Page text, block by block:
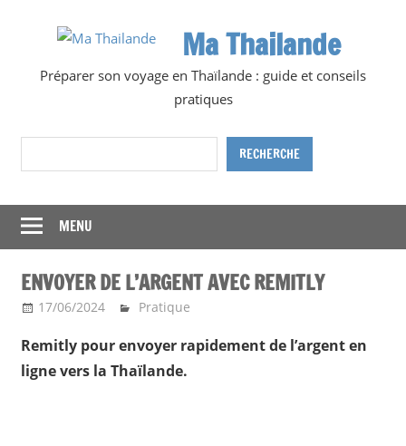
Ma Thailande
Préparer son voyage en Thaïlande : guide et conseils
pratiques
Rechercher
RECHERCHE
MENU
ENVOYER DE L’ARGENT AVEC REMITLY
17/06/2024 Ma Thailande
Pratique
Remitly pour envoyer rapidement de l’argent en
ligne vers la Thaïlande.